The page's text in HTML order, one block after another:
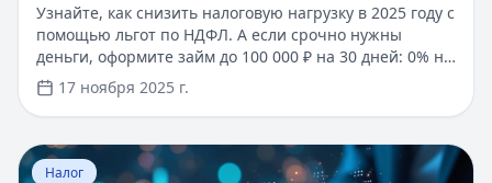
Узнайте, как снизить налоговую нагрузку в 2025 году с
помощью льгот по НДФЛ. А если срочно нужны
деньги, оформите займ до 100 000 ₽ на 30 дней: 0% на
первый кредит, без подтверждения дохода и
документов. Одобрение за 5 минут, деньги на карту
сразу после решения.
17 ноября 2025 г.
Перейти к статье:Налог на дарение в 2025 году
Налог